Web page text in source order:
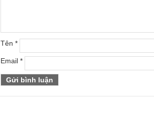
Tên*
Email*